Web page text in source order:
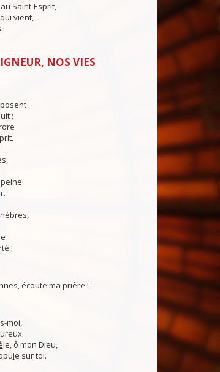
Saint-Esprit,
vient,
NOS VIES
;
!
écoute ma prière !
moi,
le, ô mon Dieu,
ie sur toi.